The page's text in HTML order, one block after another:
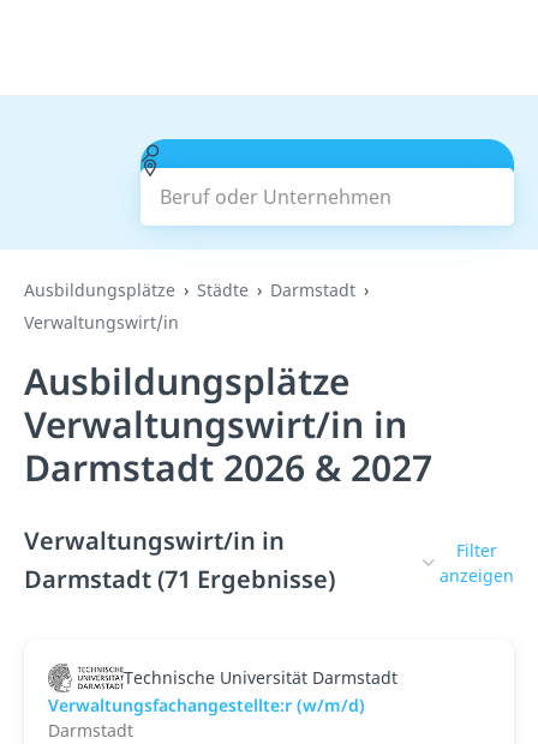
Beruf oder Unternehmen
Suchen
Ausbildungsplätze Städte
Darmstadt
Verwaltungswirt/in
Ausbildungsplätze
Verwaltungswirt/in in
Darmstadt 2026 & 2027
Verwaltungswirt/in in
Darmstadt (71 Ergebnisse)
Filter
anzeigen
Technische Universität Darmstadt
Verwaltungsfachangestellte:r (w/m/d)
Darmstadt